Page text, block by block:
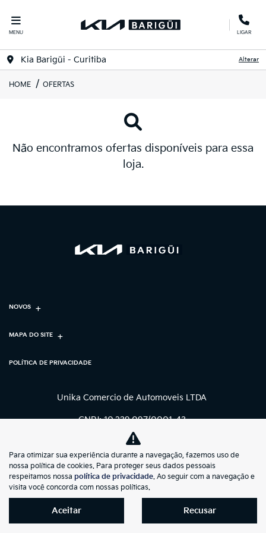
MENU LIGAR
Kia Barigüi - Curitiba Alterar
HOME OFERTAS
Não encontramos ofertas disponíveis para essa
loja.
NOVOS
MAPA DO SITE
POLÍTICA DE PRIVACIDADE
Unika Comercio de Automoveis LTDA
CNPJ: 10.239.097/0001-43
Desacelere. Seu bem maior é a vida.
Para otimizar sua experiência durante a navegação, fazemos uso de
nossa política de cookies. Para proteger seus dados pessoais
respeitamos nossa política de privacidade. Ao seguir com a navegação e
visita você concorda com nossas políticas.
Aceitar Recusar